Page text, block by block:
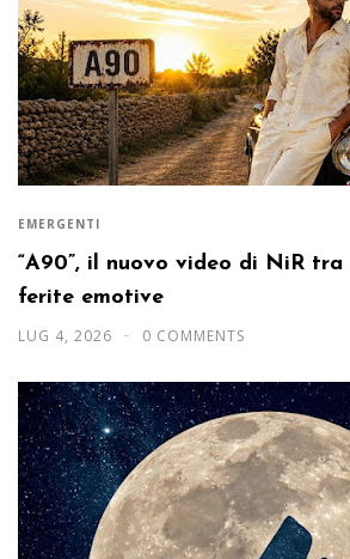
EMERGENTI
“A90”, il nuovo video di NiR
ferite emotive
LUG 4, 2026 0 COMMENTS